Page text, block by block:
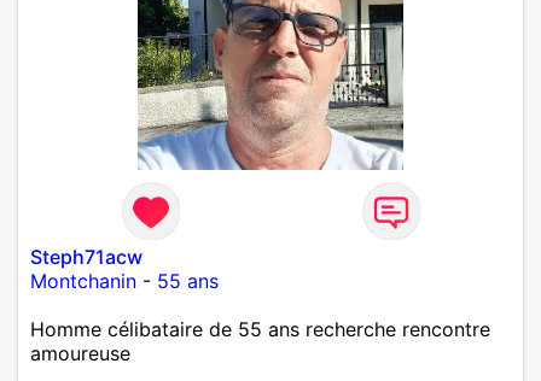
Steph71acw
Montchanin - 55 ans
Homme célibataire de 55 ans recherche rencontre
amoureuse